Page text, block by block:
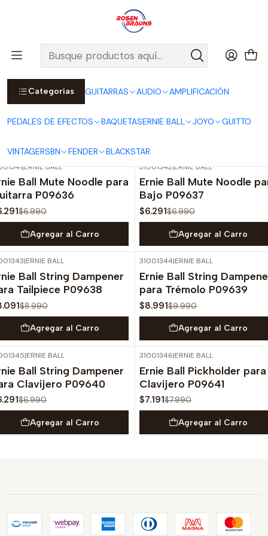
Categorías GUITARRAS AUDIO AMPLIFICACIÓN
PEDALES DE EFECTOS BAQUETASERNIE BALL JOYO GUITTO
VINTAGERSBN FENDER BLACKSTAR
Por compras sobre $25.000 en Santiago urbano, Colina o
Padre Hurtado, incluimos el despacho!
Ver Detalles
Inicio ERNIE BALL ACCESORIOS ERNIE BALL Mutes & Noodles
Mutes & Noodles
Filtros
-10% OFF
|ERNIE BALL
Ball Mute Noodle para
P09636
$6.990
Agregar al Carro
-10% OFF
31001342|ERNIE BALL
Ernie Ball Mute Noodle
Bajo P09637
$6.291$6.990
Agregar al Carro
OFF
|ERNIE BALL
Ball String Dampener
Tailpiece P09638
$8.990
Agregar al Carro
OFF
31001344|ERNIE BALL
Ernie Ball String
para Trémolo P09639
$8.991$9.990
Agregar al Carro
-10% OFF
|ERNIE BALL
Ball String Dampener
Clavijero P09640
$6.990
Agregar al Carro
-10% OFF
31001346|ERNIE BALL
Ernie Ball Pickholder para
Clavijero P09641
$7.191$7.990
Agregar al Carro